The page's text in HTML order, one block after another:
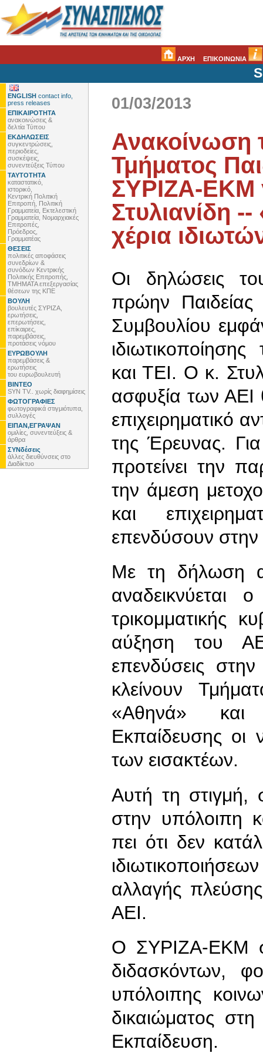
ΑΡΧΗ ΕΠΙΚΟΙΝΩΝΙΑ
ENGLISH contact info,
press releases
ΕΠΙΚΑΙΡΟΤΗΤΑ
ανακοινώσεις &
δελτία Τύπου
ΕΚΔΗΛΩΣΕΙΣ
συγκεντρώσεις,
περιοδείες,
συσκέψεις,
συνεντεύξεις Τύπου
ΤΑΥΤΟΤΗΤΑ
καταστατικό,
ιστορικό,
Κεντρική Πολιτική
Επιτροπή, Πολιτική
Γραμματεία, Εκτελεστική
Γραμματεία, Νομαρχιακές
Επιτροπές,
Πρόεδρος,
Γραμματέας
ΘΕΣΕΙΣ
πολιτικές αποφάσεις
συνεδρίων &
συνόδων Κεντρικής
Πολιτικής Επιτροπής,
ΤΜΗΜΑΤΑ επεξεργασίας
θέσεων της ΚΠΕ
ΒΟΥΛΗ
βουλευτές ΣΥΡΙΖΑ,
ερωτήσεις,
επερωτήσεις,
επίκαιρες,
παρεμβάσεις,
προτάσεις νόμου
ΕΥΡΩΒΟΥΛΗ
παρεμβάσεις &
ερωτήσεις
του ευρωβουλευτή
ΒΙΝΤΕΟ
SYN TV.. χωρίς διαφημίσεις
ΦΩΤΟΓΡΑΦΙΕΣ
φωτογραφικά στιγμιότυπα,
συλλογές
ΕΙΠΑΝ,ΕΓΡΑΨΑΝ
ομιλίες, συνεντεύξεις &
άρθρα
ΣΥΝδέσεις
άλλες διευθύνσεις στο
Διαδίκτυο
01/03/2013
Ανακοίνωση
Τμήματος
ΣΥΡΙΖΑ-ΕΚΜ
Στυλιανίδη
χέρια
Οι δηλώσεις
πρώην Παιδείας
Συμβουλίου
και ΤΕΙ. Ο κ.
ασφυξία των ΑΕΙ
επιχειρηματικό
της Έρευνας.
προτείνει την
την άμεση
και
επενδύσουν στην
Με τη δήλωση
αναδεικνύεται
τρικομματικής
αύξηση του
επενδύσεις
κλείνουν
«Αθηνά» και
Εκπαίδευσης οι
των εισακτέων.
Αυτή τη στιγμή,
στην υπόλοιπη
πει ότι δεν
αλλαγής
ΑΕΙ.
Ο ΣΥΡΙΖΑ-ΕΚΜ
διδασκόντων,
υπόλοιπης
δικαιώματος
Εκπαίδευση.